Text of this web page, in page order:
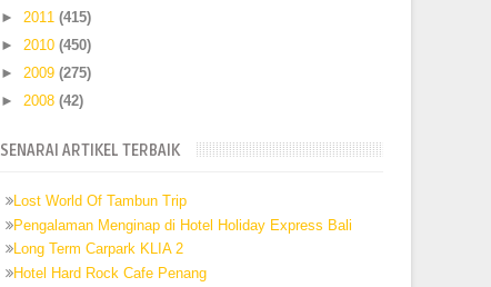
►2011(415)
►2010(450)
► 2009(275)
► 2008(42)
SENARAI ARTIKEL TERBAIK
Lost World Of Tambun Trip
Pengalaman Menginap di Hotel Holiday Express Bali
Long Term Carpark KLIA 2
Hotel Hard Rock Cafe Penang